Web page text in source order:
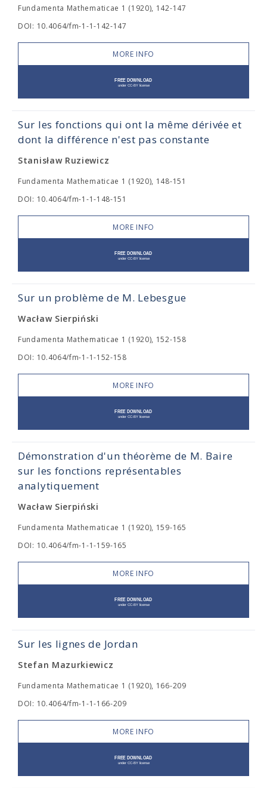
Fundamenta Mathematicae 1 (1920), 142-147
DOI: 10.4064/fm-1-1-142-147
MORE INFO
Sur les fonctions qui ont la même dérivée et
dont la différence n'est pas constante
Stanisław Ruziewicz
Fundamenta Mathematicae 1 (1920), 148-151
DOI: 10.4064/fm-1-1-148-151
MORE INFO
Sur un problème de M. Lebesgue
Wacław Sierpiński
Fundamenta Mathematicae 1 (1920), 152-158
DOI: 10.4064/fm-1-1-152-158
MORE INFO
Démonstration d'un théorème de M. Baire
sur les fonctions représentables
analytiquement
Wacław Sierpiński
Fundamenta Mathematicae 1 (1920), 159-165
DOI: 10.4064/fm-1-1-159-165
MORE INFO
Sur les lignes de Jordan
Stefan Mazurkiewicz
Fundamenta Mathematicae 1 (1920), 166-209
DOI: 10.4064/fm-1-1-166-209
MORE INFO